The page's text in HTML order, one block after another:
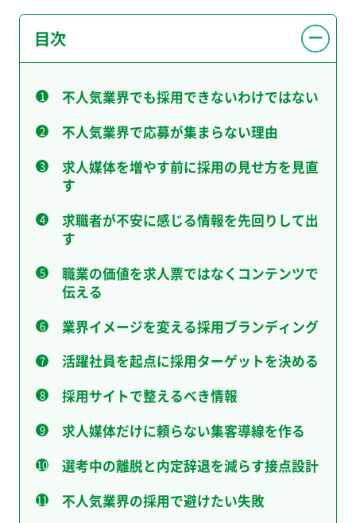
目次
不人気業界でも採用できないわけではない
不人気業界で応募が集まらない理由
求人媒体を増やす前に採用の見せ方を見直
す
求職者が不安に感じる情報を先回りして出
す
職業の価値を求人票ではなくコンテンツで
伝える
業界イメージを変える採用ブランディング
活躍社員を起点に採用ターゲットを決める
採用サイトで整えるべき情報
求人媒体だけに頼らない集客導線を作る
選考中の離脱と内定辞退を減らす接点設計
不人気業界の採用で避けたい失敗